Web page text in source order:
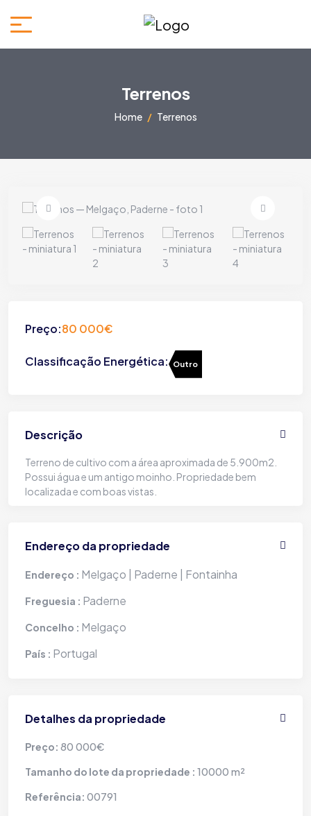
Terrenos
Home Terrenos
Preço:80 000€
Classificação Energética: Outro
Descrição
Terreno de cultivo com a área aproximada de 5.900m2.
Possui água e um antigo moinho. Propriedade bem
localizada e com boas vistas.
Endereço da propriedade
Endereço : Melgaço | Paderne | Fontainha
Freguesia : Paderne
Concelho : Melgaço
País : Portugal
Detalhes da propriedade
Preço: 80 000€
Tamanho do lote da propriedade : 10000 m²
Referência: 00791